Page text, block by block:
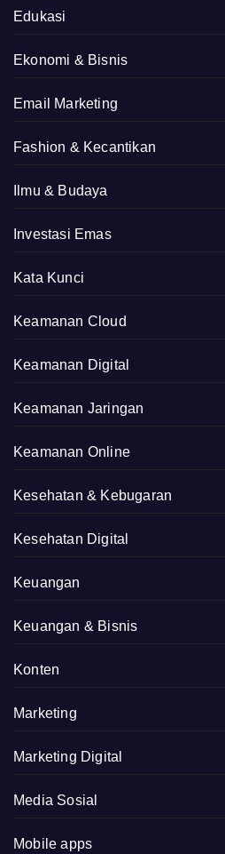
Edukasi
Ekonomi & Bisnis
Email Marketing
Fashion & Kecantikan
Ilmu & Budaya
Investasi Emas
Kata Kunci
Keamanan Cloud
Keamanan Digital
Keamanan Jaringan
Keamanan Online
Kesehatan & Kebugaran
Kesehatan Digital
Keuangan
Keuangan & Bisnis
Konten
Marketing
Marketing Digital
Media Sosial
Mobile apps